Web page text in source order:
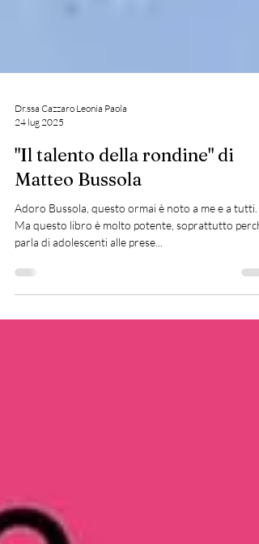
Dr.ssa Cazzaro Leonia Paola
"Il talento della rondine" di
Matteo Bussola
Adoro Bussola, questo ormai è noto a me e a tutti.
Ma questo libro è molto potente, soprattutto